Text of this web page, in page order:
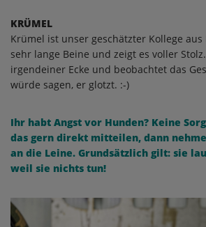
KRÜMEL
Krümel ist unser geschätzter Kollege
sehr lange Beine und zeigt es voller
irgendeiner Ecke und beobachtet das
würde sagen, er glotzt. :-)
Ihr habt Angst vor Hunden? Keine
das gern direkt mitteilen, dann
an die Leine. Grundsätzlich gilt: sie
weil sie nichts tun!